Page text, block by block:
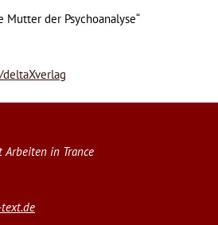
Mutter der Psychoanalyse“
Arbeiten in Trance